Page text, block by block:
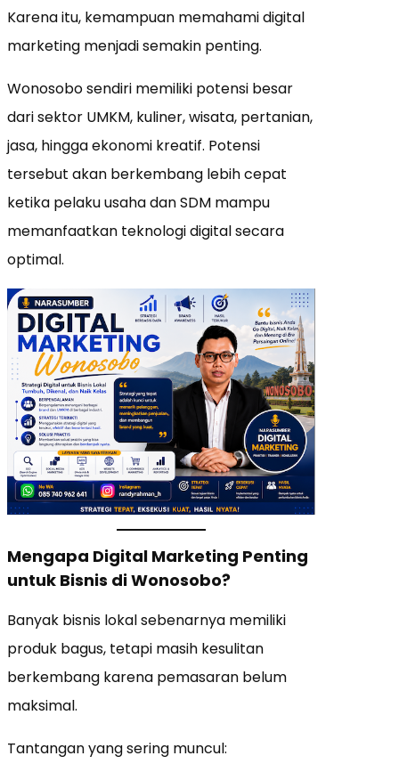
Karena itu, kemampuan memahami digital
marketing menjadi semakin penting.
Wonosobo sendiri memiliki potensi besar
dari sektor UMKM, kuliner, wisata, pertanian,
jasa, hingga ekonomi kreatif. Potensi
tersebut akan berkembang lebih cepat
ketika pelaku usaha dan SDM mampu
memanfaatkan teknologi digital secara
optimal.
Mengapa Digital Marketing Penting
untuk Bisnis di Wonosobo?
Banyak bisnis lokal sebenarnya memiliki
produk bagus, tetapi masih kesulitan
berkembang karena pemasaran belum
maksimal.
Tantangan yang sering muncul: